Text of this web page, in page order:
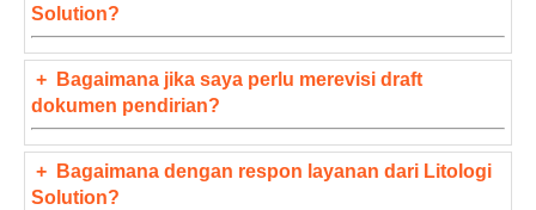
Solution?
+
Bagaimana jika saya perlu merevisi draft
dokumen pendirian?
+
Bagaimana dengan respon layanan dari Litologi
Solution?